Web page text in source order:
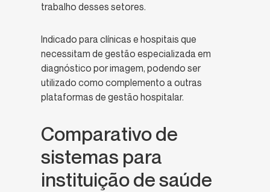
trabalho desses setores.
Indicado para clínicas e hospitais que
necessitam de gestão especializada em
diagnóstico por imagem, podendo ser
utilizado como complemento a outras
plataformas de gestão hospitalar.
Comparativo de
sistemas para
instituição de saúde